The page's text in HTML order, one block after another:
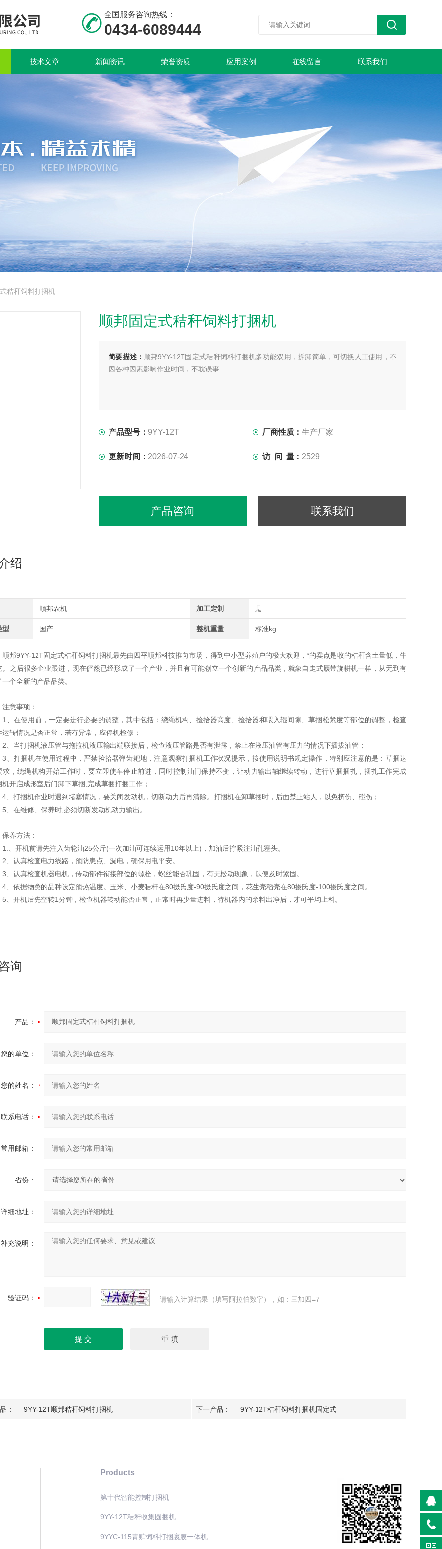
全国服务咨询热线：
0434-6089444
技术文章 新闻资讯 荣誉资质 应用案例 在线留言 联系我们
秸秆饲料打捆机
顺邦固定式秸秆饲料打捆机
简要描述： 顺邦9YY-12T固定式秸秆饲料打捆机多功能双用，拆卸简单，可切换人工使用，不
因各种因素影响作业时间，不耽误事
产品型号： 9YY-12T 厂商性质： 生产厂家
更新时间： 2026-07-24 访 问 量： 2529
产品咨询 联系我们
绍
顺邦农机 加工定制 是
型 国产 整机重量 标准kg
9YY-12T固定式秸秆饲料打捆机最先由四平顺邦科技推向市场，得到中小型养殖户的极大欢迎，*的卖点是收的秸秆含土量低，牛
。之后很多企业跟进，现在俨然已经形成了一个产业，并且有可能创立一个创新的产品品类，就象自走式履带旋耕机一样，从无到有
个全新的产品品类。
事项：
在使用前，一定要进行必要的调整，其中包括：绕绳机构、捡拾器高度、捡拾器和喂入辊间隙、草捆松紧度等部位的调整，检查
运转情况是否正常，若有异常，应停机检修；
当打捆机液压管与拖拉机液压输出端联接后，检查液压管路是否有泄露，禁止在液压油管有压力的情况下插拔油管；
打捆机在使用过程中，严禁捡拾器弹齿耙地，注意观察打捆机工作状况提示，按使用说明书规定操作，特别应注意的是：草捆达
求，绕绳机构开始工作时，要立即使车停止前进，同时控制油门保持不变，让动力输出轴继续转动，进行草捆捆扎，捆扎工作完成
机开启成形室后门卸下草捆,完成草捆打捆工作；
打捆机作业时遇到堵塞情况，要关闭发动机，切断动力后再清除。打捆机在卸草捆时，后面禁止站人，以免挤伤、碰伤；
在维修、保养时,必须切断发动机动力输出。
方法：
开机前请先注入齿轮油25公斤(一次加油可连续运用10年以上)，加油后拧紧注油孔塞头。
认真检查电力线路，预防患点、漏电，确保用电平安。
认真检查机器电机，传动部件衔接部位的螺栓，螺丝能否巩固，有无松动现象，以便及时紧固。
依据物类的品种设定预热温度。玉米、小麦秸杆在80摄氏度-90摄氏度之间，花生壳稻壳在80摄氏度-100摄氏度之间。
开机后先空转1分钟，检查机器转动能否正常，正常时再少量进料，待机器内的余料出净后，才可平均上料。
询
产品：
您的单位：
您的姓名：
联系电话：
常用邮箱：
省份：
详细地址：
补充说明：
验证码： 请输入计算结果（填写阿拉伯数字），如：三加四=7
： 9YY-12T顺邦秸秆饲料打捆机 下一产品： 9YY-12T秸秆饲料打捆机固定式
Products
第十代智能控制打捆机
9YY-12T秸秆收集圆捆机
9YYC-115青贮饲料打捆裹膜一体机